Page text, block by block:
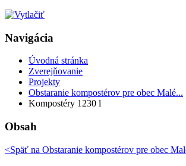
Navigácia
Úvodná stránka
Zverejňovanie
Projekty
Obstaranie kompostérov pre obec Malé...
Kompostéry 1230 l
Obsah
<Späť na Obstaranie kompostérov pre obec